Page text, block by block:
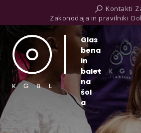
Kontakti
Zakonodaja in pravilniki
Glas
bena
in
balet
na
šol
a